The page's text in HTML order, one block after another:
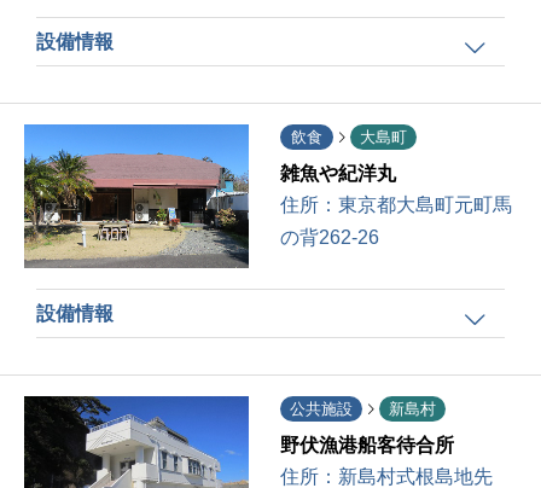
設備情報
飲食 大島町
雑魚や紀洋丸
住所： 東京都大島町元町馬
の背262-26
設備情報
公共施設 新島村
野伏漁港船客待合所
住所： 新島村式根島地先